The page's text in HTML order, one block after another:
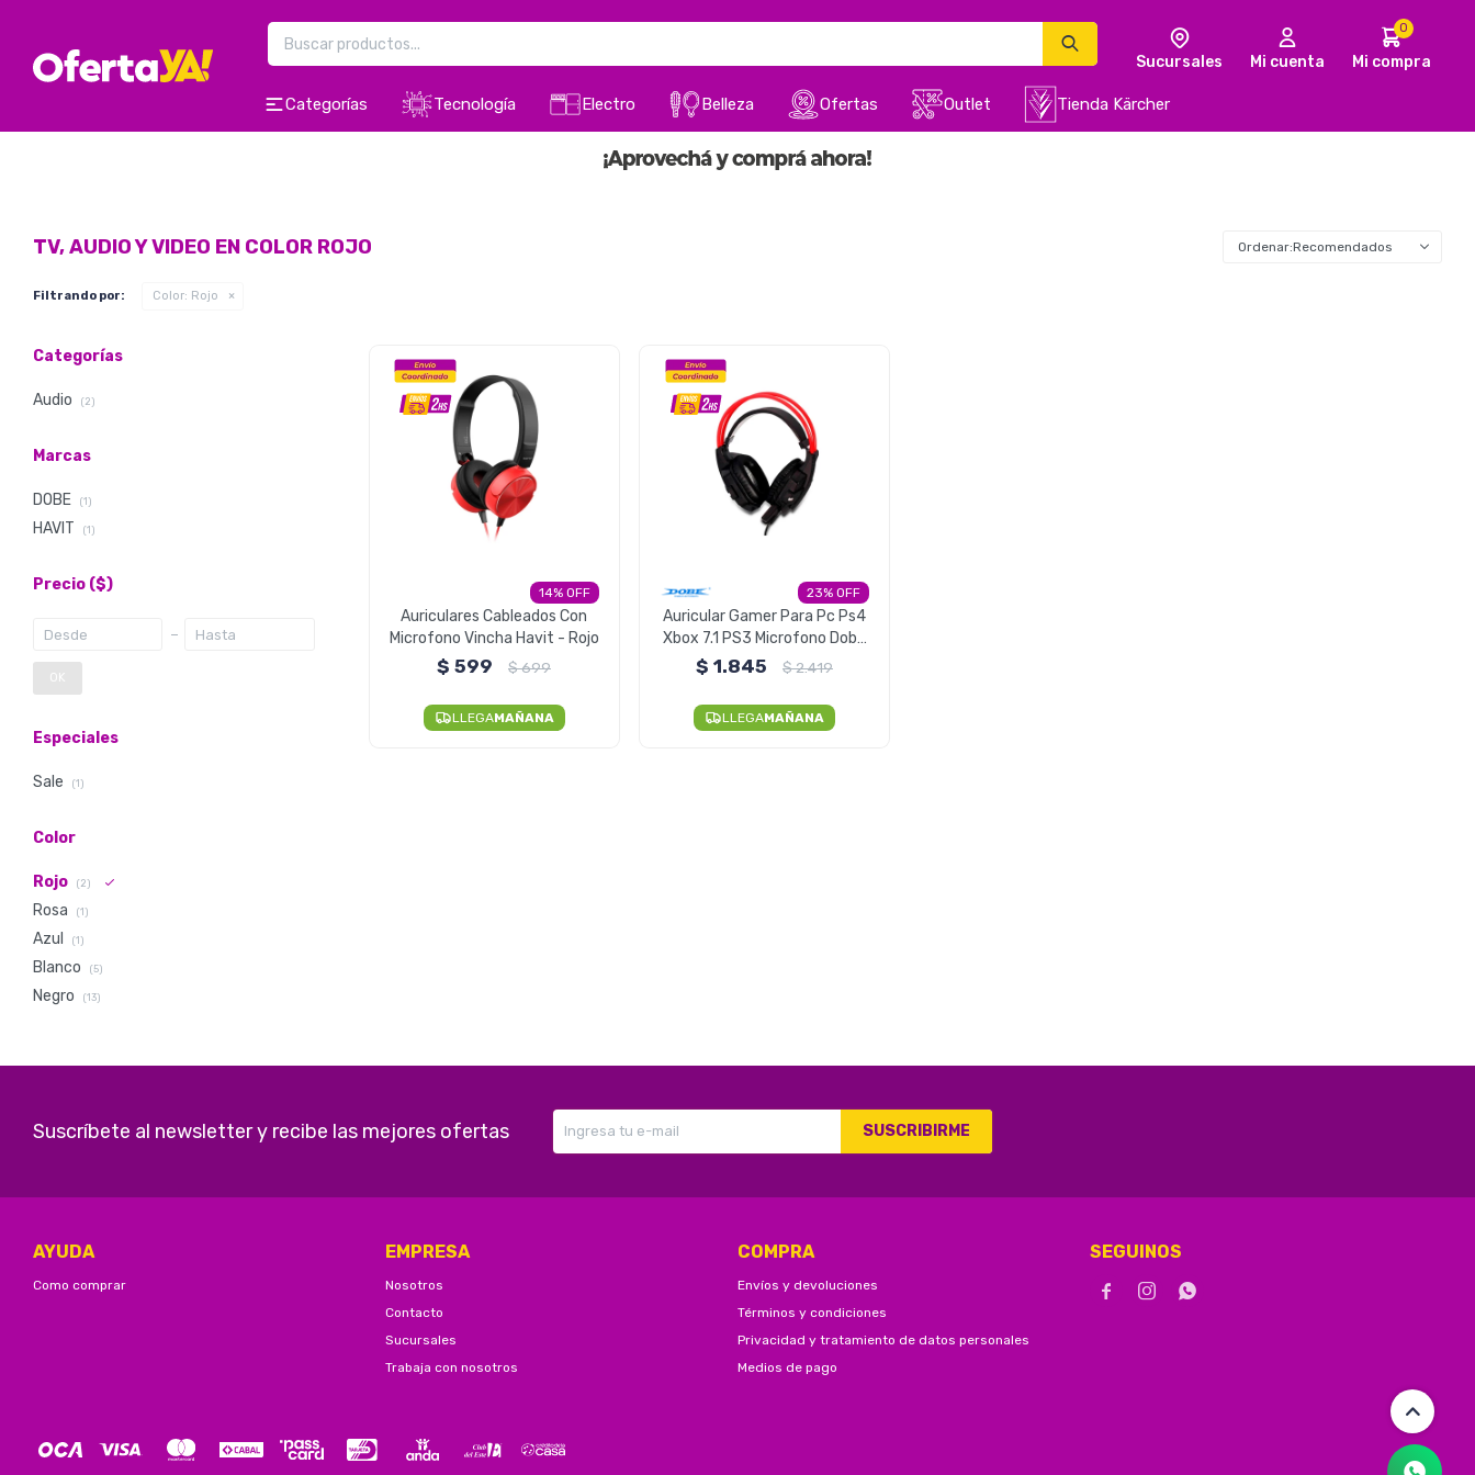
Categorías Tecnología Electro Belleza Ofertas Outlet Tienda Kärcher
0
TV, AUDIO Y VIDEO EN COLOR ROJO Recomendados
Filtrando por: Color: Rojo
14
Auriculares Cableados Con
Microfono Vincha Havit - Rojo
$ 599 $699
LLEGAMAÑANA
23
Auricular Gamer Para Pc Ps4
Xbox 7.1 PS3 Microfono Dobe
Premium
$ 1.845 $2.419
LLEGAMAÑANA
Categorías
Audio (2)
Marcas
DOBE (1)
HAVIT (1)
Precio ($)
OK
Especiales
Sale (1)
Color
Rojo (2)
Rosa (1)
Azul (1)
Blanco (5)
Negro (13)
Suscríbete al newsletter y recibe las mejores ofertas SUSCRIBIRME
AYUDA
Como comprar
EMPRESA
Nosotros
Contacto
Sucursales
Trabaja con nosotros
COMPRA
Envíos y devoluciones
Términos y condiciones
Privacidad y tratamiento de datos personales
Medios de pago
SEGUINOS
  